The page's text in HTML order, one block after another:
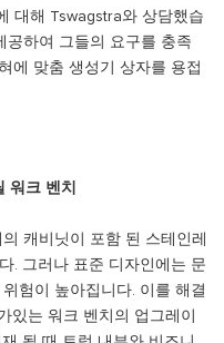
대해 Tswagstra와 상담했습
공하여 그들의 요구를 충족
에 맞춤 생성기 상자를 용접
워크 벤치
캐비닛이 포함 된 스테인레
. 그러나 표준 디자인에는 문
험이 높아집니다. 이를 해결
있는 워크 벤치의 업그레이